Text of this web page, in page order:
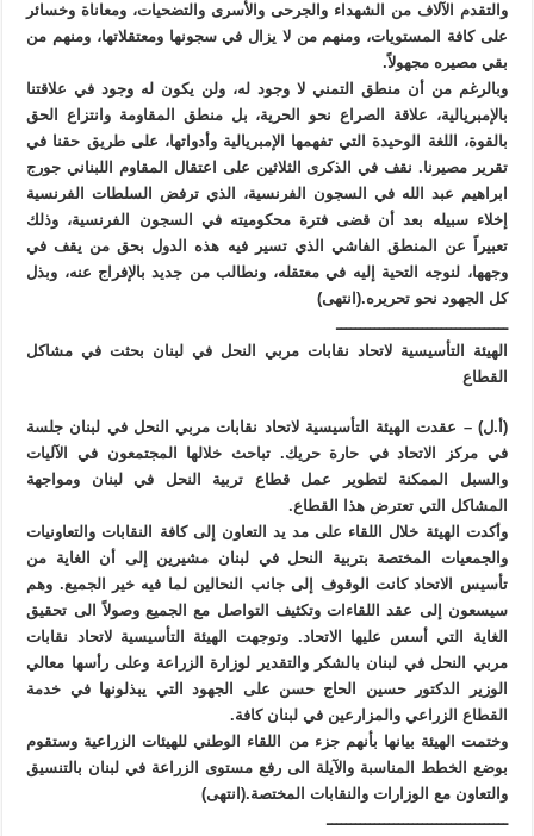
والتقدم الآلاف من الشهداء والجرحى والأسرى والتضحيات، ومعاناة وخسائر
على كافة المستويات، ومنهم من لا يزال في سجونها ومعتقلاتها، ومنهم من
بقي مصيره مجهولاً.
وبالرغم من أن منطق التمني لا وجود له، ولن يكون له وجود في علاقتنا
بالإمبريالية، علاقة الصراع نحو الحرية، بل منطق المقاومة وانتزاع الحق
بالقوة، اللغة الوحيدة التي تفهمها الإمبريالية وأدواتها، على طريق حقنا في
تقرير مصيرنا. نقف في الذكرى الثلاثين على اعتقال المقاوم اللبناني جورج
ابراهيم عبد الله في السجون الفرنسية، الذي ترفض السلطات الفرنسية
إخلاء سبيله بعد أن قضى فترة محكوميته في السجون الفرنسية، وذلك
تعبيراً عن المنطق الفاشي الذي تسير فيه هذه الدول بحق من يقف في
وجهها، لنوجه التحية إليه في معتقله، ونطالب من جديد بالإفراج عنه، وبذل
كل الجهود نحو تحريره.(انتهى)
ــــــــــــــــــــــــــــــــــــ
الهيئة التأسيسية لاتحاد نقابات مربي النحل في لبنان بحثت في مشاكل
القطاع
(أ.ل) – عقدت الهيئة التأسيسية لاتحاد نقابات مربي النحل في لبنان جلسة
في مركز الاتحاد في حارة حريك. تباحث خلالها المجتمعون في الآليات
والسبل الممكنة لتطوير عمل قطاع تربية النحل في لبنان ومواجهة
المشاكل التي تعترض هذا القطاع.
وأكدت الهيئة خلال اللقاء على مد يد التعاون إلى كافة النقابات والتعاونيات
والجمعيات المختصة بتربية النحل في لبنان مشيرين إلى أن الغاية من
تأسيس الاتحاد كانت الوقوف إلى جانب النحالين لما فيه خير الجميع. وهم
سيسعون إلى عقد اللقاءات وتكثيف التواصل مع الجميع وصولاً الى تحقيق
الغاية التي أسس عليها الاتحاد. وتوجهت الهيئة التأسيسية لاتحاد نقابات
مربي النحل في لبنان بالشكر والتقدير لوزارة الزراعة وعلى رأسها معالي
الوزير الدكتور حسين الحاج حسن على الجهود التي يبذلونها في خدمة
القطاع الزراعي والمزارعين في لبنان كافة.
وختمت الهيئة بيانها بأنهم جزء من اللقاء الوطني للهيئات الزراعية وستقوم
بوضع الخطط المناسبة والآيلة الى رفع مستوى الزراعة في لبنان بالتنسيق
والتعاون مع الوزارات والنقابات المختصة.(انتهى)
ــــــــــــــــــــــــــــــــــــــ